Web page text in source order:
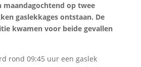
maandagochtend op twee
gaslekkages ontstaan. De
kwamen voor beide gevallen
rond 09:45 uur een gaslek